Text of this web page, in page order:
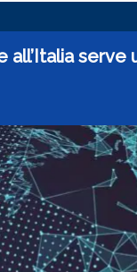
all’Italia serve